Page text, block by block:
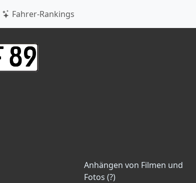
Fahrer-Rankings
Anhängen von Filmen und
Fotos (?)